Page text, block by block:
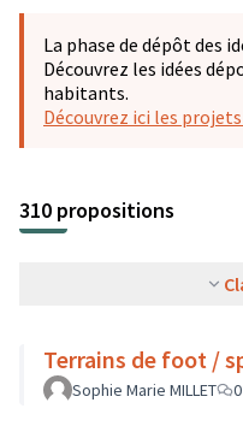
La phase de dépôt des
Découvrez les idées
habitants.
Découvrez ici les
310 propositions
Terrains de foot /
Sophie Marie MILLET 0